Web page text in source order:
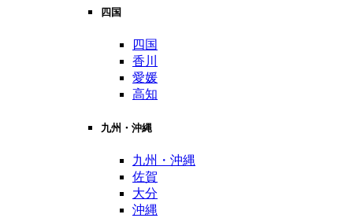
四国
四国
香川
愛媛
高知
九州・沖縄
九州・沖縄
佐賀
大分
沖縄